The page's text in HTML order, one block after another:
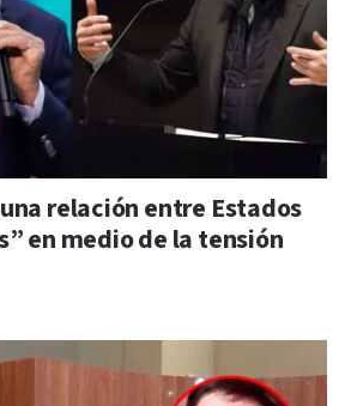
relación entre Estados
en medio de la tensión